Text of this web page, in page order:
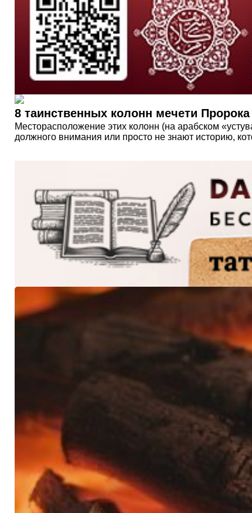
8 таинственных колонн мечети
Месторасположение этих колонн (на арабском
должного внимания или просто не знают историю,